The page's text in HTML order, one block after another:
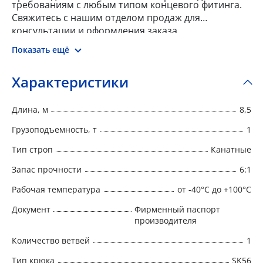
требованиям с любым типом концевого фитинга.
Свяжитесь с нашим отделом продаж для
консультации и оформления заказа.
Показать ещё
Характеристики
Длина, м
8,5
Грузоподъемность, т
1
Тип строп
Канатные
Запас прочности
6:1
Рабочая температура
от -40°C до +100°C
Документ
Фирменный паспорт
производителя
Количество ветвей
1
Тип крюка
SK56